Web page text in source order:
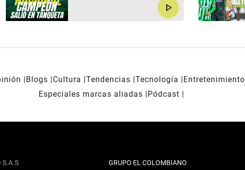
play_arrow
Blogs Cultura Tendencias Tecnología Entretenimiento
Especiales marcas aliadas
Pódcast
S.A.S
GRUPO EL COLOMBIANO